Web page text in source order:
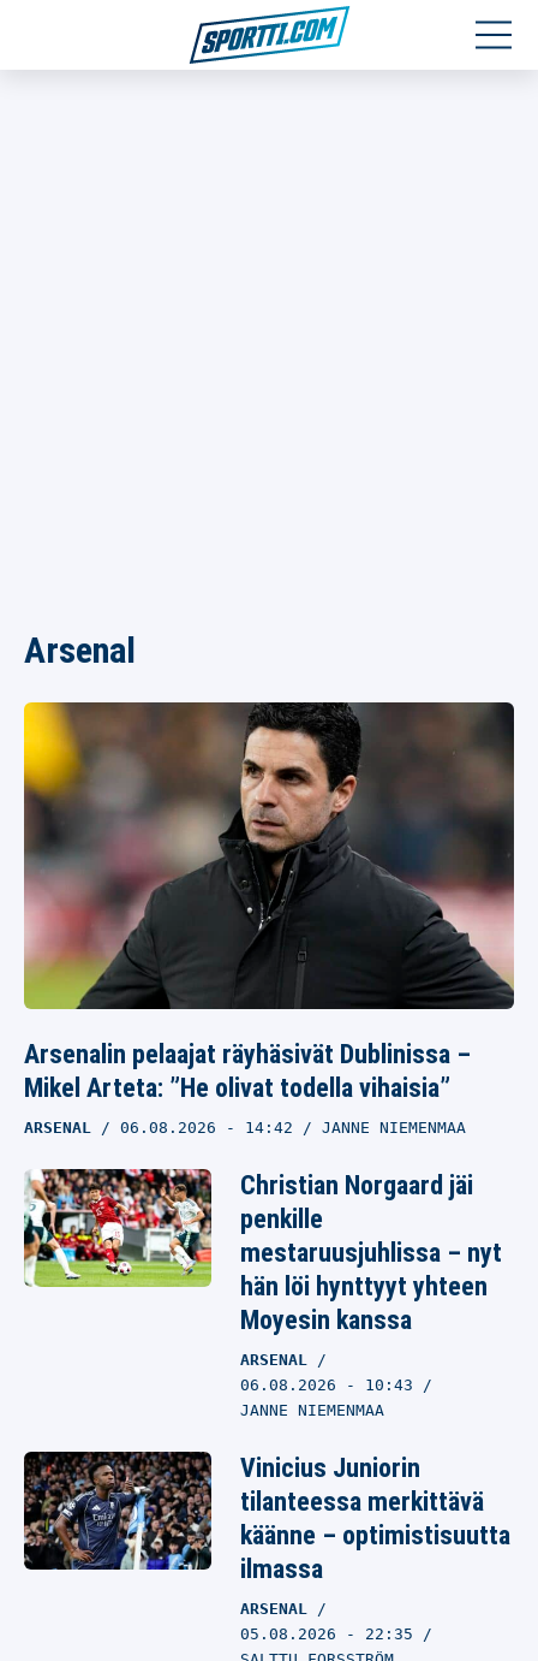
Arsenal
Arsenalin pelaajat räyhäsivät Dublinissa –
Mikel Arteta: ”He olivat todella vihaisia”
ARSENAL 06.08.2026 - 14:42 JANNE NIEMENMAA
Christian Norgaard jäi
penkille
mestaruusjuhlissa – nyt
hän löi hynttyyt yhteen
Moyesin kanssa
ARSENAL
06.08.2026 - 10:43
JANNE NIEMENMAA
Vinicius Juniorin
tilanteessa merkittävä
käänne – optimistisuutta
ilmassa
ARSENAL
05.08.2026 - 22:35